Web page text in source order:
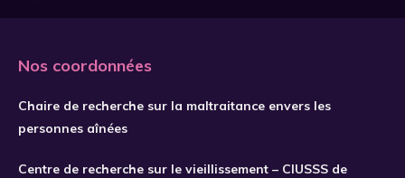
Nos coordonnées
Chaire de recherche sur la maltraitance envers les
personnes aînées
Centre de recherche sur le vieillissement – CIUSSS de